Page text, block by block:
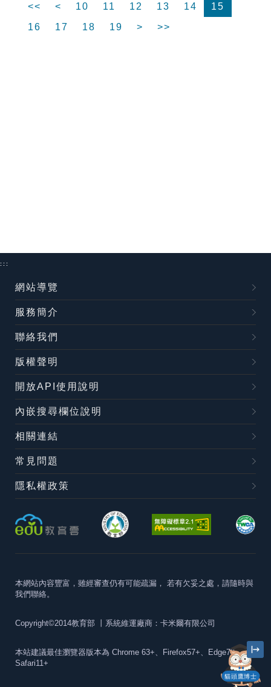
<< < 10 11 12 13 14
15
16
17 18 19 > >>
貓頭鷹博士
:::
網站導覽
服務簡介
聯絡我們
版權聲明
開放API使用說明
內嵌搜尋欄位說明
相關連結
常見問題
隱私權政策
本網站內容豐富，雖經審查仍有可能疏漏， 若有欠妥之處，請隨時與
我們聯絡。
Copyright©2014教育部 丨系統維運廠商：卡米爾有限公司
本站建議最佳瀏覽器版本為 Chrome 63+、Firefox57+、Edge79+及
Safari11+